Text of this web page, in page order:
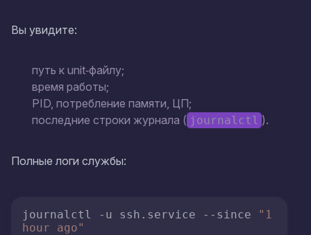
Вы увидите:
путь к unit‑файлу;
время работы;
PID, потребление памяти, ЦП;
последние строки журнала ( journalctl ).
Полные логи службы:
journalctl -u ssh.service --since
"1
hour ago"